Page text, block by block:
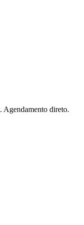
. Agendamento direto.